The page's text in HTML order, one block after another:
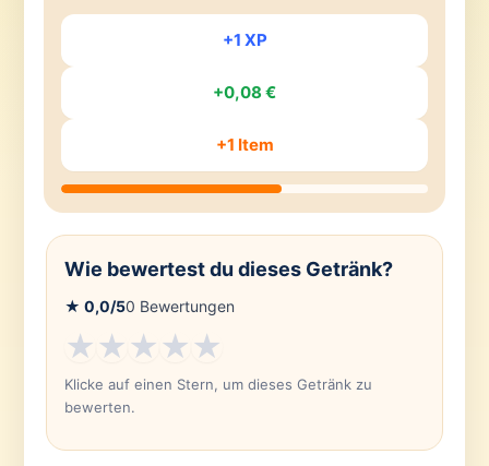
+1 XP
+0,08 €
+1 Item
Wie bewertest du dieses Getränk?
★ 0,0/50 Bewertungen
★★★★★
Klicke auf einen Stern, um dieses Getränk zu
bewerten.